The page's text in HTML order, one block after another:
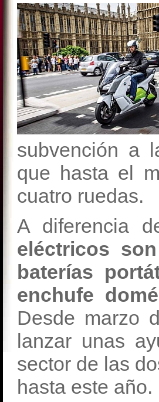
subvención a
que hasta el
cuatro ruedas.
A diferencia
eléctricos
baterías
enchufe
Desde marzo
lanzar unas
sector de las
hasta este año.